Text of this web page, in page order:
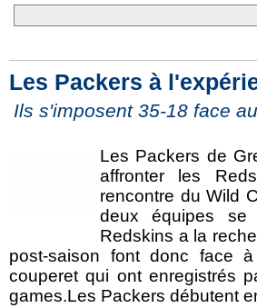
Les Packers à
Ils s'imposent 35-18 face
Les Packers de
affronter les
rencontre du Wild
deux équipes se
Redskins a la
post-saison font donc face
couperet qui ont enregistrés
games.Les Packers débutent